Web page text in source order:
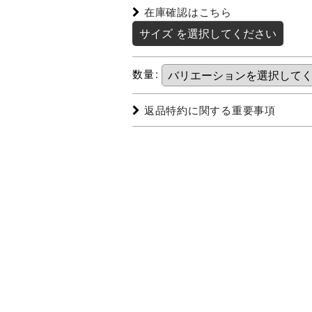
在庫確認はこちら
サイズ を選択してください
数量:
返品特約に関する重要事項